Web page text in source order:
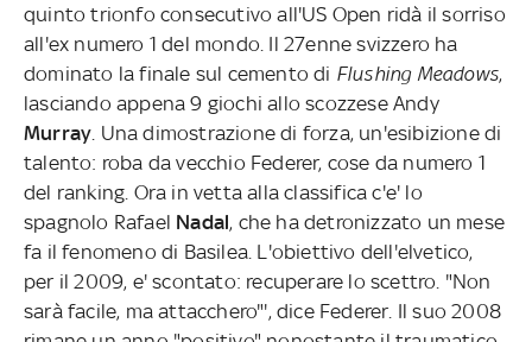
quinto trionfo consecutivo all'US Open ridà il sorriso
all'ex numero 1 del mondo. Il 27enne svizzero ha
dominato la finale sul cemento di Flushing Meadows,
lasciando appena 9 giochi allo scozzese Andy
Murray . Una dimostrazione di forza, un'esibizione di
talento: roba da vecchio Federer, cose da numero 1
del ranking. Ora in vetta alla classifica c'e' lo
spagnolo Rafael Nadal, che ha detronizzato un mese
fa il fenomeno di Basilea. L'obiettivo dell'elvetico,
per il 2009, e' scontato: recuperare lo scettro. "Non
sarà facile, ma attacchero"', dice Federer. Il suo 2008